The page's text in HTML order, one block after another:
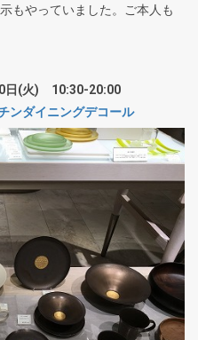
もやっていました。ご本人も
日(火) 10:30-20:00
ンダイニングデコール